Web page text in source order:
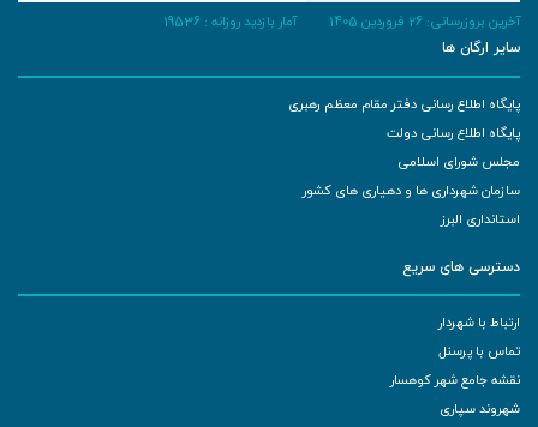
آخرین بروزرسانی: 26 فروردین 1405 آمار بازدید روزانه : 19536
سایر ارگان ها
پایگاه اطلاع رسانی دفتر مقام معظم رهبری
پایگاه اطلاع رسانی دولت
مجلس شورای اسلامی
سازمان شهرداری ها و دهیاری های کشور
استانداری البرز
دسترسی های سریع
ارتباط با شهردار
تماس با پرسنل
نقشه جامع شهر کوهسار
شهروند سپاری